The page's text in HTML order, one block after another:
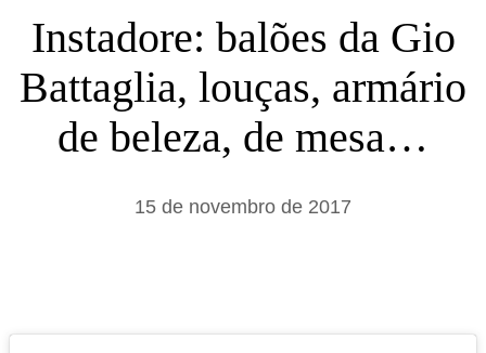
a
r
Instadore: balões da Gio
Battaglia, louças, armário
de beleza, de mesa…
15 de novembro de 2017